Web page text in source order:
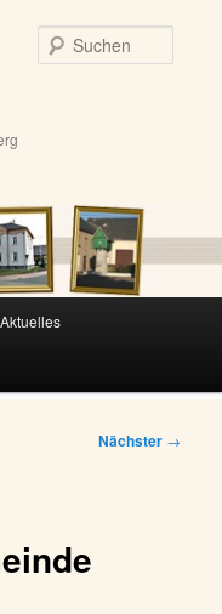
Nächster →